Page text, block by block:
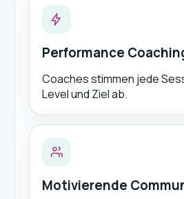
Performance
Coaches stimmen jede
Level und Ziel ab.
Motivierende